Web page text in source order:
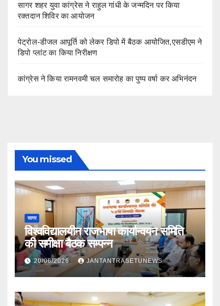
सागर शहर युवा कांग्रेस ने राहुल गांधी के जन्मदिन पर किया
रक्तदान शिविर का आयोजन
पेट्रोल-डीजल आपूर्ति को लेकर डिपो में बैठक आयोजित,एसडीएम ने
डिपो प्लांट का किया निरीक्षण
कांग्रेस ने किया रामनवमी चल समारोह का पुष्प वर्षा कर अभिनंदन
You missed
सागर
विश्वविद्यालयीन राजभाषा कार्यान्वयन समिति
की समीक्षा बैठक सम्पन्न
20/06/2026 JANTANTRASETUNEWS